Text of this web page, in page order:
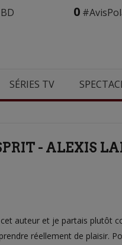
0
SÉRIES TV
- ALEXIS
auteur et je partais plutôt
réellement de plaisir.